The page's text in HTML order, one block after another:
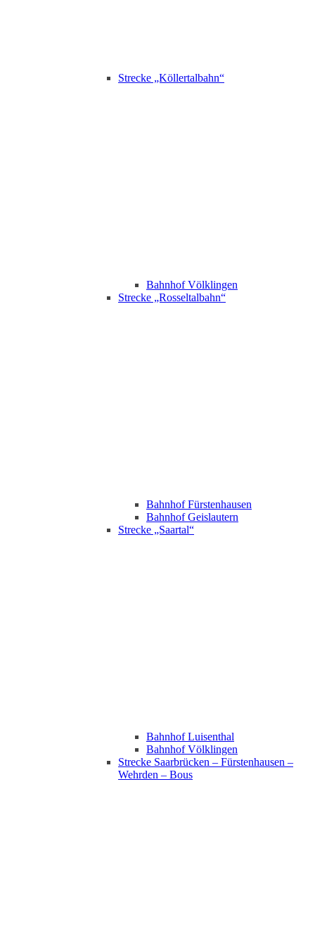
Strecke „Köllertalbahn“
Bahnhof Völklingen
Strecke „Rosseltalbahn“
Bahnhof Fürstenhausen
Bahnhof Geislautern
Strecke „Saartal“
Bahnhof Luisenthal
Bahnhof Völklingen
Strecke Saarbrücken – Fürstenhausen –
Wehrden – Bous